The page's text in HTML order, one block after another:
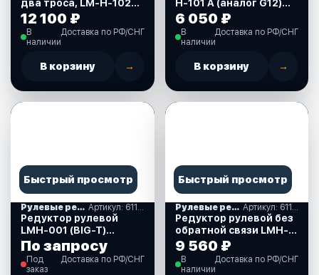
два троса, LM-H-102
(Т-72 FC) (611002)
12 100 ₽
В
наличии
Доставка по РФ/СНГ
В корзину →
H-101 A (аналог G12)
(611012)
6 050 ₽
В
наличии
Доставка по РФ/СНГ
В корзину →
Быстрый просмотр
Рулевые редукторы, комплекты и накладки
Редуктор рулевой
LMH-001 (BIG-T)
(611007)
По запросу
Под
заказ
Доставка по РФ/СНГ
Быстрый просмотр
Рулевые редукторы, комплекты и накладки
Редуктор рулевой без
обратной связи LMH-
101-NR (611013)
9 560 ₽
В
наличии
Доставка по РФ/СНГ